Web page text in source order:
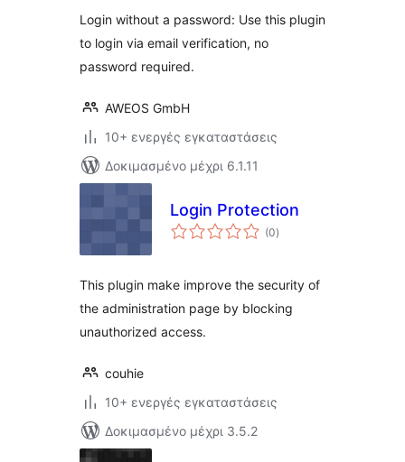
Login without a password: Use this plugin
to login via email verification, no
password required.
AWEOS GmbH
10+ ενεργές εγκαταστάσεις
Δοκιμασμένο μέχρι 6.1.11
Login Protection
(0αξιολογήσεις
σύνολο
)
This plugin make improve the security of
the administration page by blocking
unauthorized access.
couhie
10+ ενεργές εγκαταστάσεις
Δοκιμασμένο μέχρι 3.5.2